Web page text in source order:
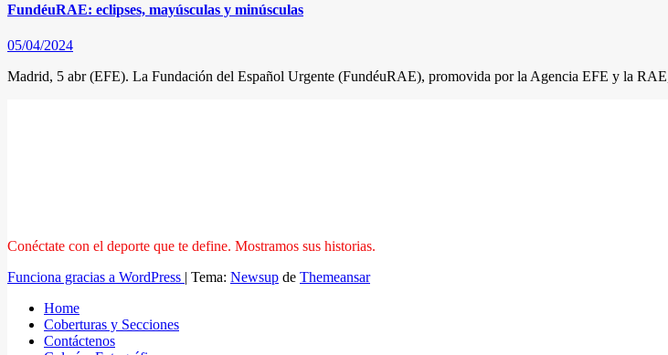
FundéuRAE: eclipses, mayúsculas y minúsculas
05/04/2024
Madrid, 5 abr (EFE). La Fundación del Español Urgente (FundéuRAE), promovida por la Agencia EFE y la
Conéctate con el deporte que te define. Mostramos sus historias.
Funciona gracias a WordPress | Tema: Newsup de Themeansar
Home
Coberturas y Secciones
Contáctenos